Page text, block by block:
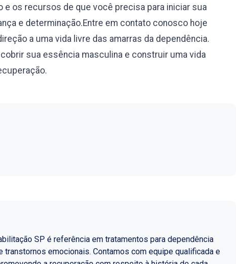
e os recursos de que você precisa para iniciar sua
e determinação.Entre em contato conosco hoje
a uma vida livre das amarras da dependência.
sua essência masculina e construir uma vida
SP é referência em tratamentos para dependência
transtornos emocionais. Contamos com equipe qualificada e